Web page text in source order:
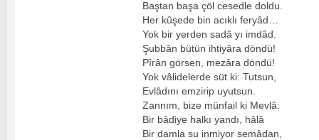
Baştan başa çöl cesedle doldu.
Her kûşede bin acıklı feryâd…
Yok bir yerden sadâ yı imdâd.
Şubbân bütün ihtiyâra döndü!
Pîrân görsen, mezâra döndü!
Yok vâlidelerde süt ki: Tutsun,
Evlâdını emzirip uyutsun.
Zannım, bize münfail ki Mevlâ:
Bir bâdiye halkı yandı, hâlâ
Bir damla su inmiyor semâdan,